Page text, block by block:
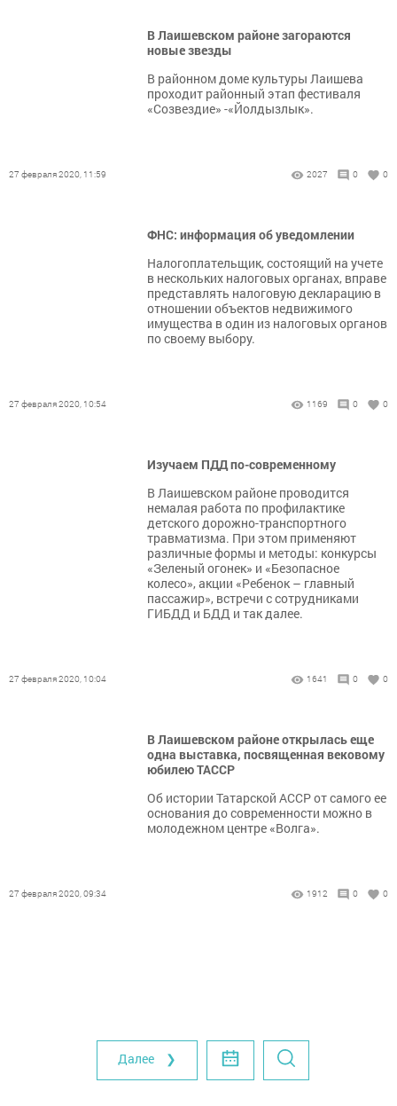
В Лаишевском районе загораются
новые звезды
В районном доме культуры Лаишева
проходит районный этап фестиваля
«Созвездие» -«Йолдызлык».
27 февраля 2020, 11:59 2027 0 0
ФНС: информация об уведомлении
Налогоплательщик, состоящий на учете
в нескольких налоговых органах, вправе
представлять налоговую декларацию в
отношении объектов недвижимого
имущества в один из налоговых органов
по своему выбору.
27 февраля 2020, 10:54 1169 0 0
Изучаем ПДД по-современному
В Лаишевском районе проводится
немалая работа по профилактике
детского дорожно-транспортного
травматизма. При этом применяют
различные формы и методы: конкурсы
«Зеленый огонек» и «Безопасное
колесо», акции «Ребенок – главный
пассажир», встречи с сотрудниками
ГИБДД и БДД и так далее.
27 февраля 2020, 10:04 1641 0 0
В Лаишевском районе открылась еще
одна выставка, посвященная вековому
юбилею ТАССР
Об истории Татарской АССР от самого ее
основания до современности можно в
молодежном центре «Волга».
27 февраля 2020, 09:34 1912 0 0
Далее ❯